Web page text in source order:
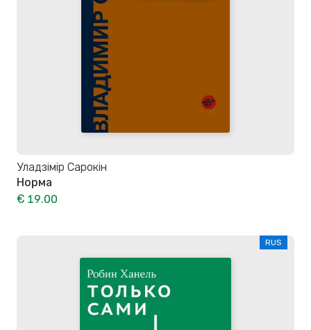
Уладзімір Сарокін
Норма
€ 19.00
RUS